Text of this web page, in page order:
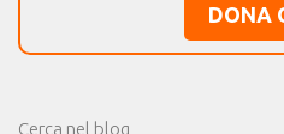
DONA
Cerca nel blog